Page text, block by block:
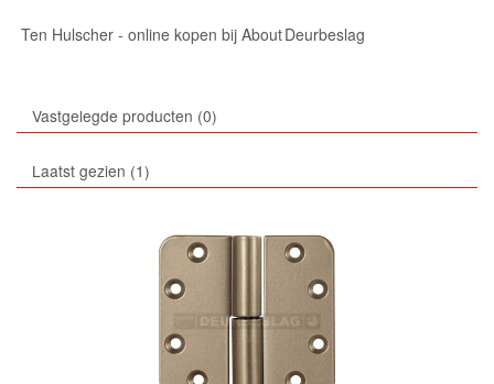
Ten Hulscher - online kopen bij About Deurbeslag
Vastgelegde producten 0
Laatst gezien 1